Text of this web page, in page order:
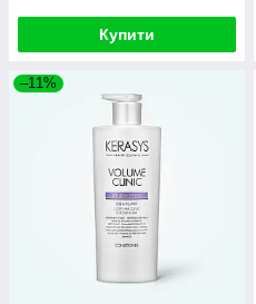
Купити
–11%